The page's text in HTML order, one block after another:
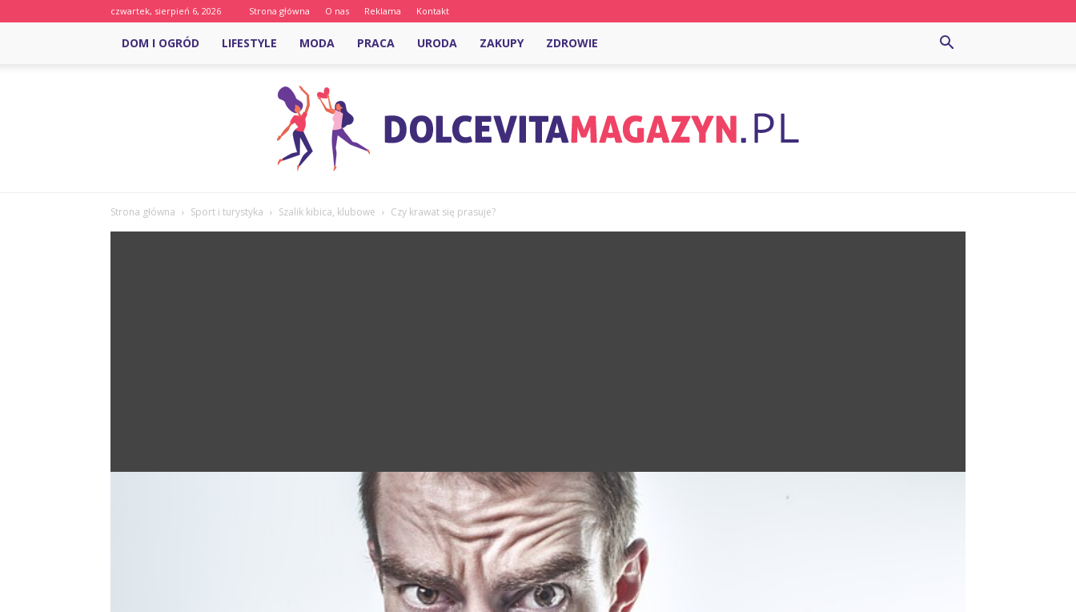
czwartek, sierpień 6, 2026 Strona główna O nas Reklama Kontakt
DOM I OGRÓD LIFESTYLE MODA PRACA URODA ZAKUPY ZDROWIE
DolcevitaMagazyn.pl
Strona główna Sport i turystyka Szalik kibica, klubowe Czy krawat się prasuje?